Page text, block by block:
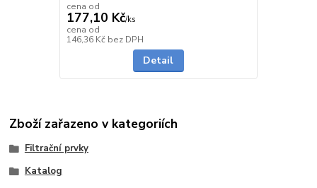
cena od
177,10 Kč/ks
cena od
146,36 Kč bez DPH
Detail
Zboží zařazeno v kategoriích
Filtrační prvky
Katalog